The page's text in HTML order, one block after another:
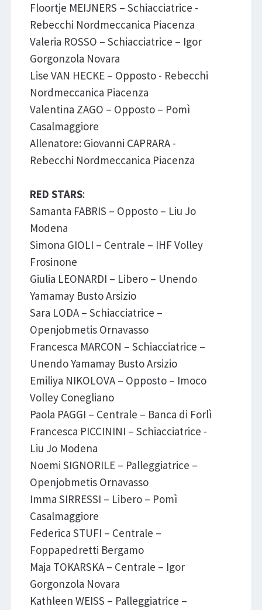
Floortje MEIJNERS – Schiacciatrice -
Rebecchi Nordmeccanica Piacenza
Valeria ROSSO – Schiacciatrice – Igor
Gorgonzola Novara
Lise VAN HECKE – Opposto - Rebecchi
Nordmeccanica Piacenza
Valentina ZAGO – Opposto – Pomì
Casalmaggiore
Allenatore: Giovanni CAPRARA -
Rebecchi Nordmeccanica Piacenza
RED STARS:
Samanta FABRIS – Opposto – Liu Jo
Modena
Simona GIOLI – Centrale – IHF Volley
Frosinone
Giulia LEONARDI – Libero – Unendo
Yamamay Busto Arsizio
Sara LODA – Schiacciatrice –
Openjobmetis Ornavasso
Francesca MARCON – Schiacciatrice –
Unendo Yamamay Busto Arsizio
Emiliya NIKOLOVA – Opposto – Imoco
Volley Conegliano
Paola PAGGI – Centrale – Banca di Forlì
Francesca PICCININI – Schiacciatrice -
Liu Jo Modena
Noemi SIGNORILE – Palleggiatrice –
Openjobmetis Ornavasso
Imma SIRRESSI – Libero – Pomì
Casalmaggiore
Federica STUFI – Centrale –
Foppapedretti Bergamo
Maja TOKARSKA – Centrale – Igor
Gorgonzola Novara
Kathleen WEISS – Palleggiatrice –